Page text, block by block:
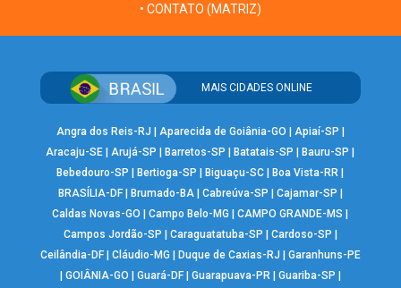
• CONTATO (MATRIZ)
MAIS CIDADES ONLINE
Angra dos Reis-RJ | Aparecida de Goiânia-GO | Apiaí-SP |
Aracaju-SE | Arujá-SP |Barretos-SP |Batatais-SP |Bauru-SP |
Bebedouro-SP |Bertioga-SP |Biguaçu-SC |Boa Vista-RR |
BRASÍLIA-DF| Brumado-BA| Cabreúva-SP | Cajamar-SP |
Caldas Novas-GO |Campo Belo-MG |CAMPO GRANDE-MS |
Campos Jordão-SP | Caraguatatuba-SP | Cardoso-SP |
Ceilândia-DF| Cláudio-MG | Duque de Caxias-RJ | Garanhuns-PE
| GOIÂNIA-GO | Guará-DF| Guarapuava-PR | Guariba-SP |